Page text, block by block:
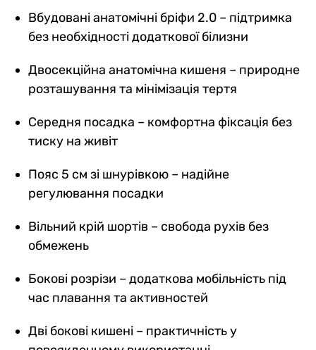
Вбудовані анатомічні бріфи 2.0 – підтримка
без необхідності додаткової білизни
Двосекційна анатомічна кишеня – природне
розташування та мінімізація тертя
Середня посадка – комфортна фіксація без
тиску на живіт
Пояс 5 см зі шнурівкою – надійне
регулювання посадки
Вільний крій шортів – свобода рухів без
обмежень
Бокові розрізи – додаткова мобільність під
час плавання та активностей
Дві бокові кишені – практичність у